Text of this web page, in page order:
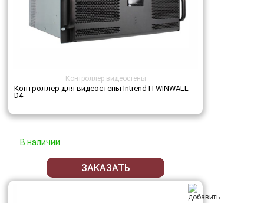
Контроллер видеостены
Контроллер для видеостены Intrend ITWINWALL-
D4
В наличии
ЗАКАЗАТЬ